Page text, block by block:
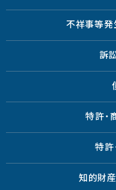
不祥事等発
訴
特許・
特許
知的財